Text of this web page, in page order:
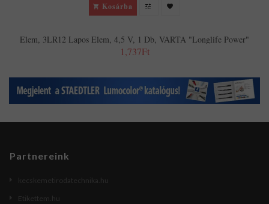
Kosárba
Elem, 3LR12 Lapos Elem, 4,5 V, 1 Db, VARTA "Longlife Power"
1,737Ft
Partnereink
kecskemetirodatechnika.hu
Etikettem.hu